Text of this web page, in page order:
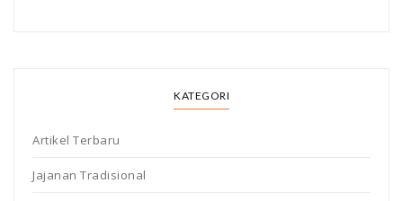
KATEGORI
Artikel Terbaru
Jajanan Tradisional